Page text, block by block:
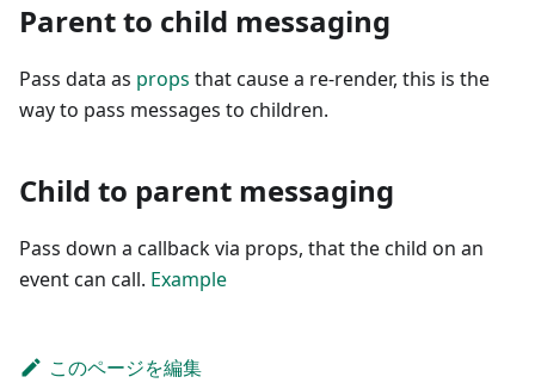
Parent to child messaging
Pass data as props that cause a re-render, this is the
way to pass messages to children.
Child to parent messaging
Pass down a callback via props, that the child on an
event can call. Example
このページを編集